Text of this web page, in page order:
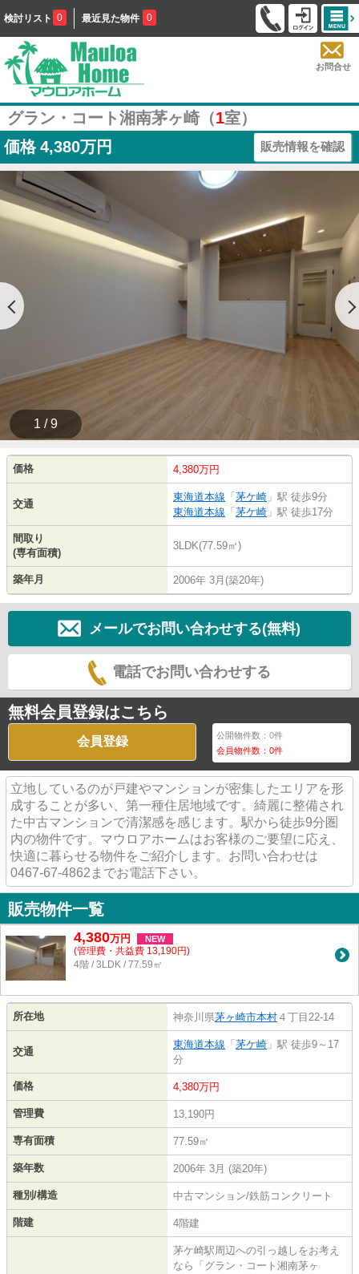
検討リスト 0 最近見た物件 0
お問合せ
グラン・コート湘南茅ヶ崎（1室）
価格 4,380万円 販売情報を確認
1 / 9
価格 4,380万円
交通
東海道本線 「 茅ケ崎 」駅 徒歩9分
東海道本線 「 茅ケ崎 」駅 徒歩17分
間取り
(専有面積)
3LDK(77.59㎡)
築年月 2006年 3月(築20年)
メールでお問い合わせする(無料)
電話でお問い合わせする
無料会員登録はこちら
会員登録 公開物件数：0件
会員物件数：0件
立地しているのが戸建やマンションが密集したエリアを形
成することが多い、第一種住居地域です。綺麗に整備され
た中古マンションで清潔感を感じます。駅から徒歩9分圏
内の物件です。マウロアホームはお客様のご要望に応え、
快適に暮らせる物件をご紹介します。お問い合わせは
0467-67-4862までお電話下さい。
販売物件一覧
4,380万円 NEW
(管理費・共益費 13,190円)
4階 / 3LDK / 77.59㎡
所在地 神奈川県茅ヶ崎市本村 ４丁目22-14
交通
東海道本線 「 茅ケ崎 」駅 徒歩9～17
分
価格 4,380万円
管理費 13,190円
専有面積 77.59㎡
築年数 2006年 3月 (築20年)
種別/構造 中古マンション/鉄筋コンクリート
階建 4階建
茅ケ崎駅周辺への引っ越しをお考え
なら「グラン・コート湘南茅ヶ